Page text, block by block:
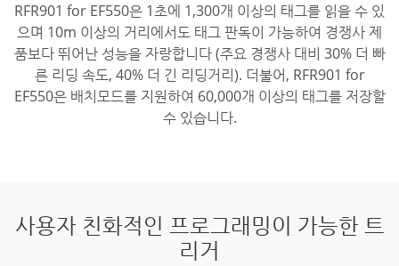
RFR901 for EF550은 1초에 1,300개 이상의 태그를 읽을 수 있
으며 10m 이상의 거리에서도 태그 판독이 가능하여 경쟁사 제
품보다 뛰어난 성능을 자랑합니다 (주요 경쟁사 대비 30% 더 빠
른 리딩 속도, 40% 더 긴 리딩거리). 더불어, RFR901 for
EF550은 배치모드를 지원하여 60,000개 이상의 태그를 저장할
수 있습니다.
사용자 친화적인 프로그래밍이 가능한 트
리거